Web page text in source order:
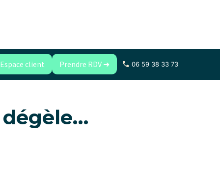
06 59 38 33 73
Espace client Prendre RDV ➜
dégèle…